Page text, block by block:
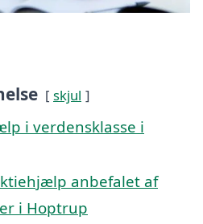
skjul
i verdensklasse i
anbefalet af
i Hoptrup